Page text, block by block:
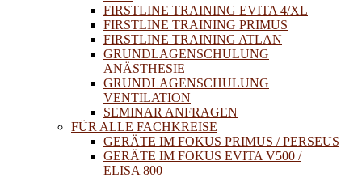
FIRSTLINE TRAINING EVITA 4/XL
FIRSTLINE TRAINING PRIMUS
FIRSTLINE TRAINING ATLAN
GRUNDLAGENSCHULUNG
ANÄSTHESIE
GRUNDLAGENSCHULUNG
VENTILATION
SEMINAR ANFRAGEN
FÜR ALLE FACHKREISE
GERÄTE IM FOKUS PRIMUS / PERSEUS
GERÄTE IM FOKUS EVITA V500 /
ELISA 800